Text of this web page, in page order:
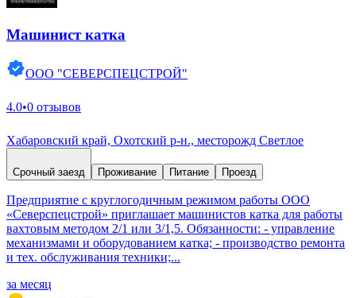
Машинист катка
ООО "СЕВЕРСПЕЦСТРОЙ"
4.0•0 отзывов
Хабаровский край, Охотский р-н., месторожд Светлое
Срочный заезд Проживание Питание Проезд
Предприятие с круглогодичным режимом работы ООО
«Северспецстрой» приглашает машинистов катка для работы
вахтовым методом 2/1 или 3/1,5. Обязанности: - управление
механизмами и оборудованием катка; - производство ремонта
и тех. обслуживания техники;...
за месяц